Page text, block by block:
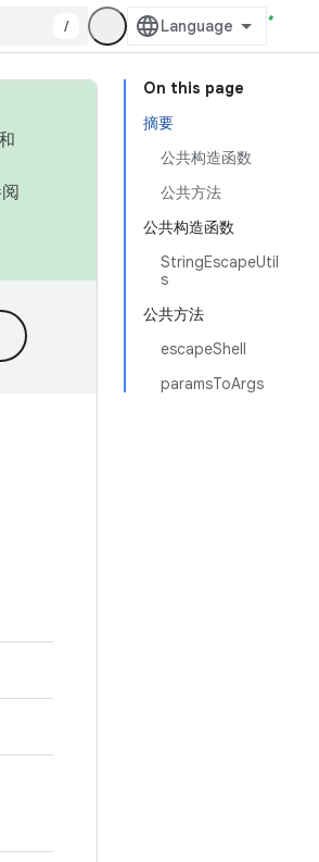
/
On this page
摘要
公共构造函数
公共方法
公共构造函数
StringEscapeUtil
s
公共方法
escapeShell
paramsToArgs